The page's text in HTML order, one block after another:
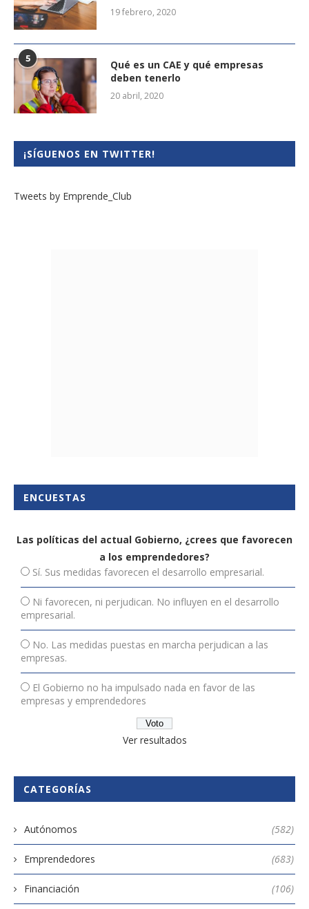
19 febrero, 2020
5
Qué es un CAE y qué empresas
deben tenerlo
20 abril, 2020
¡SÍGUENOS EN TWITTER!
Tweets by Emprende_Club
ENCUESTAS
Las políticas del actual Gobierno, ¿crees que favorecen
a los emprendedores?
Sí. Sus medidas favorecen el desarrollo empresarial.
Ni favorecen, ni perjudican. No influyen en el desarrollo
empresarial.
No. Las medidas puestas en marcha perjudican a las
empresas.
El Gobierno no ha impulsado nada en favor de las
empresas y emprendedores
Ver resultados
CATEGORÍAS
Autónomos (582)
Emprendedores (683)
Financiación (106)